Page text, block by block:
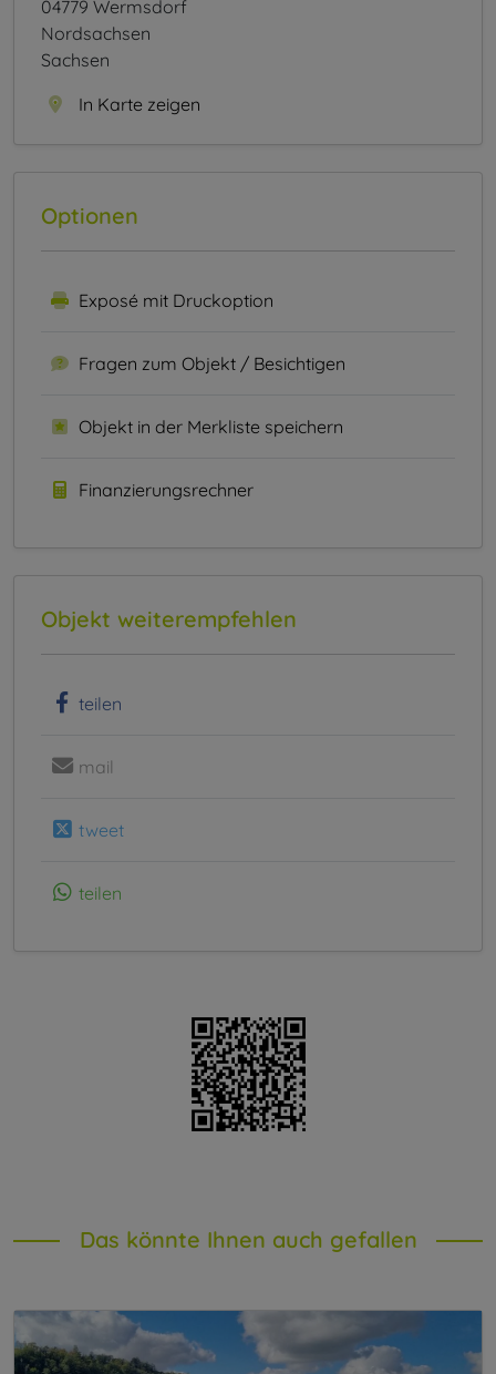
04779 Wermsdorf
Nordsachsen
Sachsen
In Karte zeigen
Optionen
Exposé mit Druckoption
Fragen zum Objekt / Besichtigen
Objekt in der Merkliste speichern
Finanzierungsrechner
Objekt weiterempfehlen
teilen
mail
tweet
teilen
Das könnte Ihnen auch gefallen